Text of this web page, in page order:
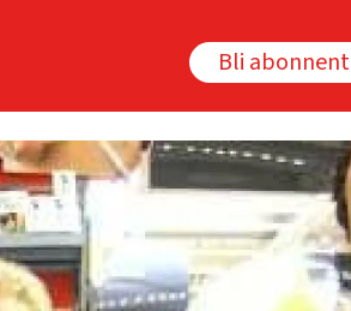
Bli abonnent